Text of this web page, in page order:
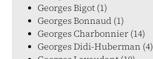
Georges Bigot (1)
Georges Bonnaud (1)
Georges Charbonnier (14)
Georges Didi-Huberman (4)